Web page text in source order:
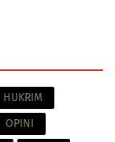
HUKRIM
OPINI